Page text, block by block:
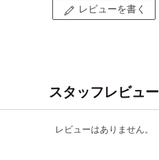
レビューを書く
スタッフレビュー
レビューはありません。